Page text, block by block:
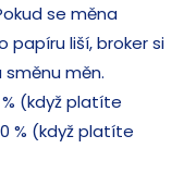
se měna
papíru liší, broker si
měn.
(když platíte
% (když platíte